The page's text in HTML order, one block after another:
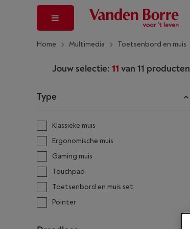
Home Multimedia Toetsenbord en muis
Jouw selectie: 11 van 11 producten
Type
Klassieke muis
Ergonomische muis
Gaming muis
Touchpad
Toetsenbord en muis set
Pointer